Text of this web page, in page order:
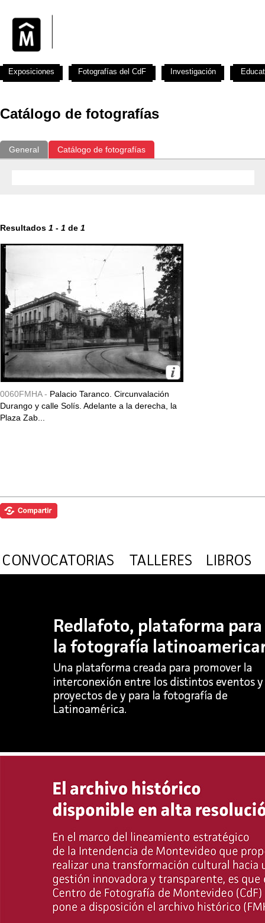
Catálogo de fotografías
General Catálogo de fotografías
Resultados 1 - 1 de 1
0060FMHA - Palacio Taranco. Circunvalación
Durango y calle Solís. Adelante a la derecha, la
Plaza Zab...
Exposiciones Fotografías del CdF Investigación